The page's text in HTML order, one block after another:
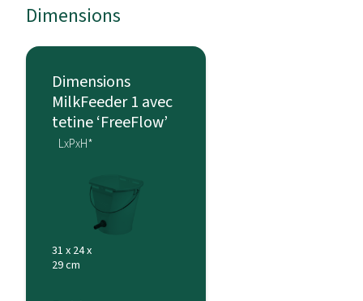
Dimensions
Dimensions
MilkFeeder 1 avec
tetine ‘FreeFlow’
LxPxH*
31 x 24 x
29 cm